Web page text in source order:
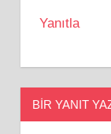
Yanıtla
BIR YANIT